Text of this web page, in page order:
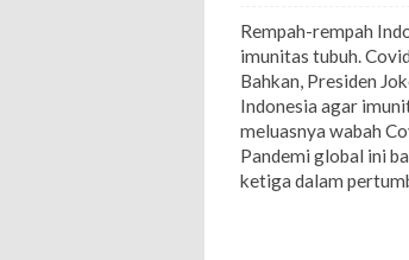
Rempah-rempah
imunitas tubuh.
Bahkan, Presiden
Indonesia agar
meluasnya wabah
Pandemi global ini
ketiga dalam